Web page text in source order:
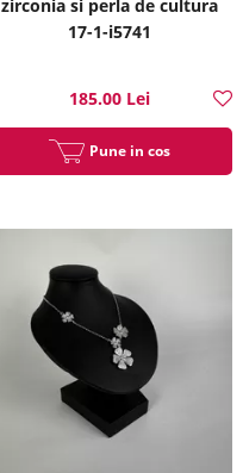
zirconia si perla de cultura
17-1-i5741
185.00 Lei
Pune in cos